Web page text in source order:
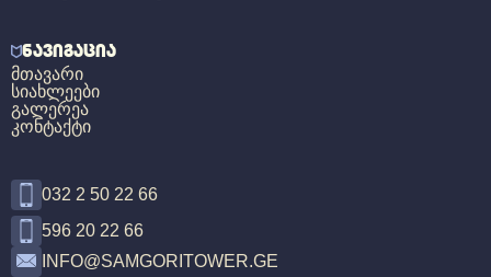
ᲜᲐᲕᲘᲒᲐᲪᲘᲐ
ᲛᲗᲐᲕᲐᲠᲘ
ᲡᲘᲐᲮᲚᲔᲔᲑᲘ
ᲒᲐᲚᲔᲠᲔᲐ
ᲙᲝᲜᲢᲐᲥᲢᲘ
032 2 50 22 66
596 20 22 66
INFO@SAMGORITOWER.GE